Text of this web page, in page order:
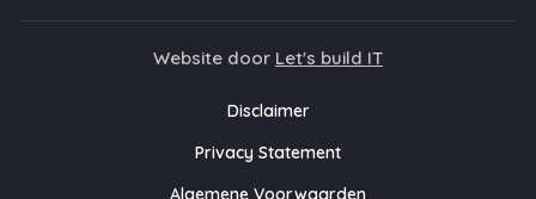
Website door Let's build IT
Disclaimer
Privacy Statement
Algemene Voorwaarden